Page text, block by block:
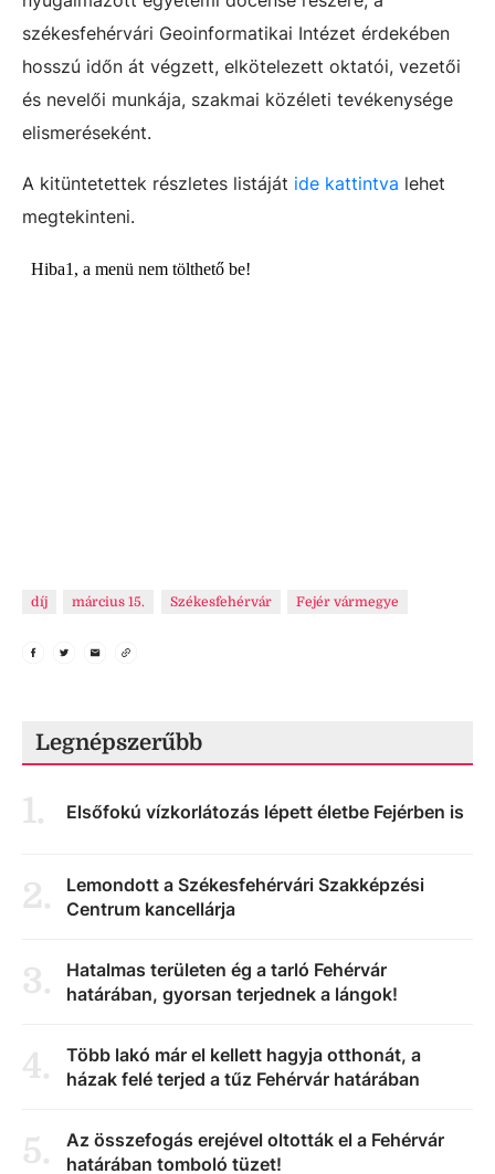
székesfehérvári Geoinformatikai Intézet érdekében
hosszú időn át végzett, elkötelezett oktatói, vezetői
és nevelői munkája, szakmai közéleti tevékenysége
elismeréseként.
A kitüntetettek részletes listáját ide kattintva lehet
megtekinteni.
díj március 15. Székesfehérvár Fejér vármegye
Legnépszerűbb
1. Elsőfokú vízkorlátozás lépett életbe Fejérben is
2.
Lemondott a Székesfehérvári Szakképzési
Centrum kancellárja
3.
Hatalmas területen ég a tarló Fehérvár
határában, gyorsan terjednek a lángok!
4.
Több lakó már el kellett hagyja otthonát, a
házak felé terjed a tűz Fehérvár határában
5.
Az összefogás erejével oltották el a Fehérvár
határában tomboló tüzet!